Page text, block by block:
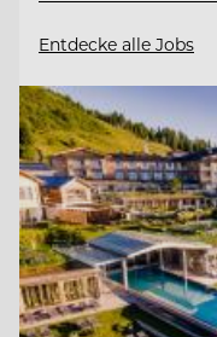
Entdecke alle Jobs